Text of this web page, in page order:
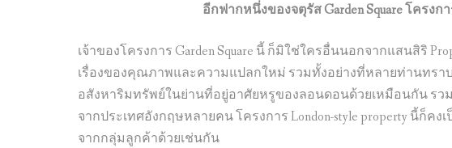
อีกฟากหนึ่งของจตุรัส Garden Square โครง
เจ้าของโครงการ Garden Square นี้ ก็มิใช่ใครอื่นนอกจากแสนสิริ
เรื่องของคุณภาพและความแปลกใหม่ รวมทั้งอย่างที่หลายท่านทรา
อสังหาริมทรัพย์ในย่านที่อยู่อาศัยหรูของลอนดอนด้วยเหมือนกัน รว
จากประเทศอังกฤษหลายคน โครงการ London-style property นี้ก็ค
จากกลุ่มลูกค้าด้วยเช่นกัน